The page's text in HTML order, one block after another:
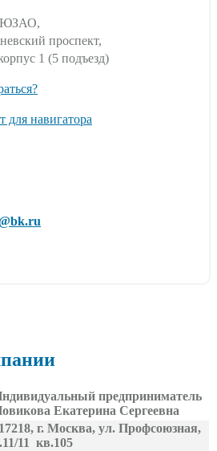
ЮЗАО,
проспект,
1 (5 подъезд)
для навигатора
предприниматель
Екатерина Сергеевна
г. Москва, ул. Профсоюзная,
11 кв.105